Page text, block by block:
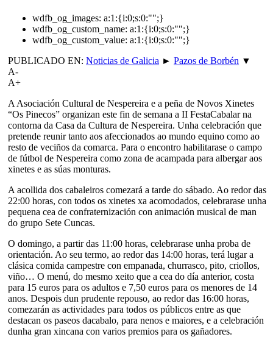
wdfb_og_images: a:1:{i:0;s:0:"";}
wdfb_og_custom_name: a:1:{i:0;s:0:"";}
wdfb_og_custom_value: a:1:{i:0;s:0:"";}
PUBLICADO EN: Noticias de Galicia ► Pazos de Borbén ▼
A-
A+
A Asociación Cultural de Nespereira e a peña de Novos Xinetes
“Os Pinecos” organizan este fin de semana a II FestaCabalar na
contorna da Casa da Cultura de Nespereira. Unha celebración que
pretende reunir tanto aos afeccionados ao mundo equino como ao
resto de veciños da comarca. Para o encontro habilitarase o campo
de fútbol de Nespereira como zona de acampada para albergar aos
xinetes e as súas monturas.
A acollida dos cabaleiros comezará a tarde do sábado. Ao redor das
22:00 horas, con todos os xinetes xa acomodados, celebrarase unha
pequena cea de confraternización con animación musical de man
do grupo Sete Cuncas.
O domingo, a partir das 11:00 horas, celebrarase unha proba de
orientación. Ao seu termo, ao redor das 14:00 horas, terá lugar a
clásica comida campestre con empanada, churrasco, pito, criollos,
viño… O menú, do mesmo xeito que a cea do día anterior, costa
para 15 euros para os adultos e 7,50 euros para os menores de 14
anos. Despois dun prudente repouso, ao redor das 16:00 horas,
comezarán as actividades para todos os públicos entre as que
destacan os paseos dacabalo, para nenos e maiores, e a celebración
dunha gran xincana con varios premios para os gañadores.